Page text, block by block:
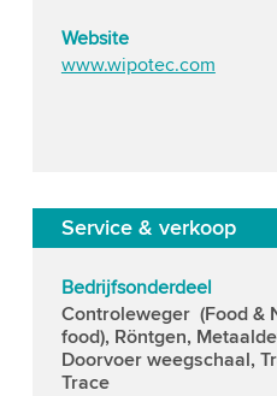
Website
www.wipotec.com
Service & verkoop
Bedrijfsonderdeel
Controleweger (Food &
food), Röntgen,
Doorvoer weegschaal,
Trace